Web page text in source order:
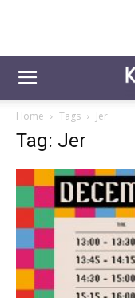
Home Tags Jer
Tag: Jer